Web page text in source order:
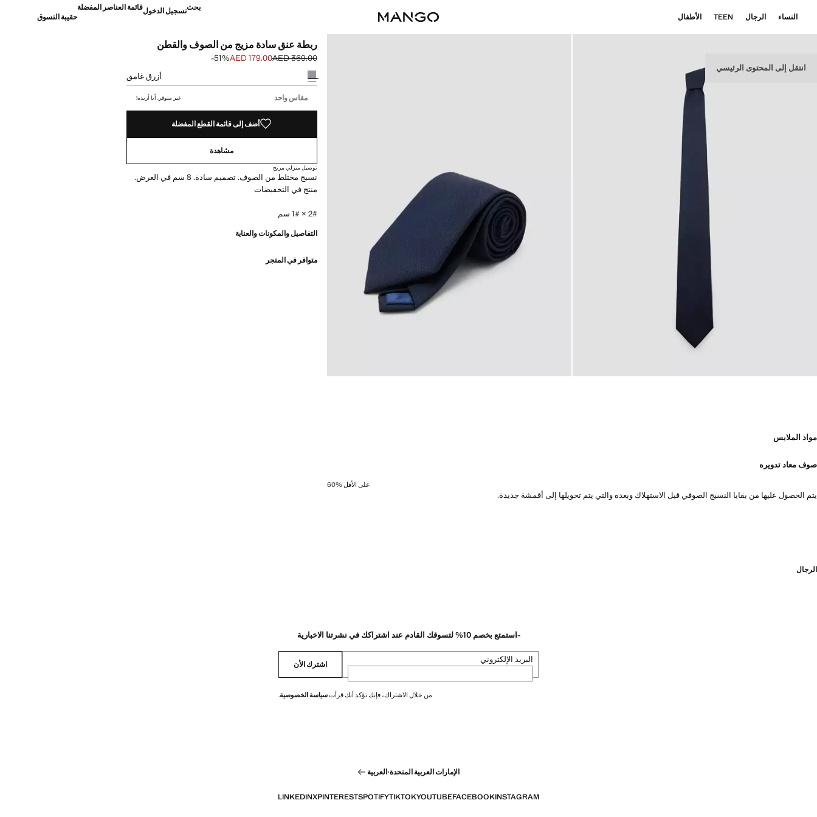
انتقل إلى المحتوى الرئيسي
النساء الرجال TEEN الأطفال
بحثتسجيل الدخولقائمة العناصر المفضلة
حقيبة التسوق
ربطة عنق سادة مزيج من الصوف والقطن
السعر الأول محذوف [AED 369.00 ]
AED 369.00
السعر الحالي [AED 179.00 ]AED 179.00
‎-51‎%‎
حدد اللون
أزرق غامق
مقاس واحد غير متوفر. أنا أريده!
أضف إلى قائمة القطع المفضلة
مشاهدة
توصيل منزلي مريح
نسيج مختلط من الصوف. تصميم سادة. 8 سم في العرض.
منتج في التخفيضات
2# × 1# سم
التفاصيل والمكونات والعناية
متوافر في المتجر
مواد الملابس
صوف معاد تدويره
على الأقل 60‎%‎
يتم الحصول عليها من بقايا النسيج الصوفي قبل الاستهلاك وبعده والتي يتم تحويلها إلى أقمشة جديدة.
الرجال
-استمتع بخصم 10% لتسوقك القادم عند اشتراكك في نشرتنا الاخبارية
البريد الإلكتروني اشترك الأن
من خلال الاشتراك، فإنك تؤكد أنك قرأتسياسة الخصوصية.
الإمارات العربية المتحدة·العربية
INSTAGRAM
FACEBOOK
YOUTUBE
TIKTOK
SPOTIFY
PINTEREST
X
LINKEDIN